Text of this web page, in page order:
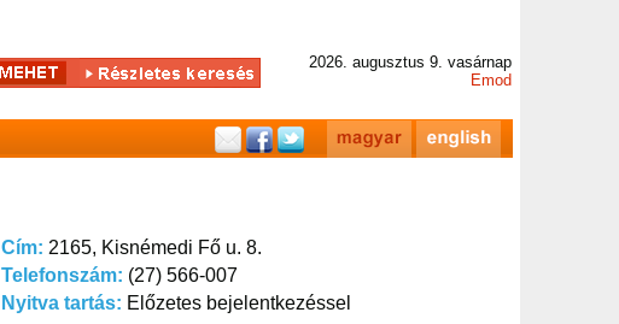
2026. augusztus 9. vasárnap
Emod
Cím: 2165, Kisnémedi Fő u. 8.
Telefonszám: (27) 566-007
Nyitva tartás: Előzetes bejelentkezéssel